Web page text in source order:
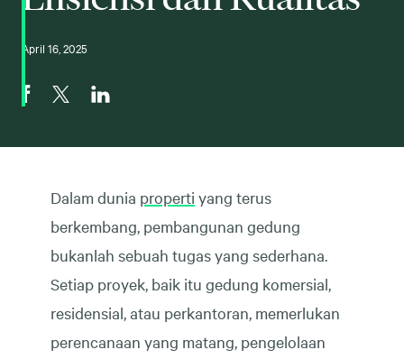
April 16, 2025
Dalam dunia properti yang terus
berkembang, pembangunan gedung
bukanlah sebuah tugas yang sederhana.
Setiap proyek, baik itu gedung komersial,
residensial, atau perkantoran, memerlukan
perencanaan yang matang, pengelolaan